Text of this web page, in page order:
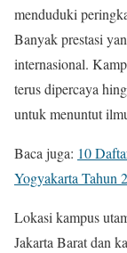
menduduki
Banyak prestasi
internasional.
terus dipercaya
untuk menuntut
Baca juga: 10
Yogyakarta Tahun
Lokasi kampus
Jakarta Barat dan